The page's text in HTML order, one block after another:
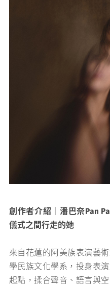
創作者介紹｜潘巴奈Pan
儀式之間⾏走的她
來⾃花蓮的阿美族表演藝
學⺠族⽂化學系，投⾝表
起點，揉合聲⾳、語⾔與